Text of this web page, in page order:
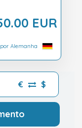
EUR
Alemanha
€ $